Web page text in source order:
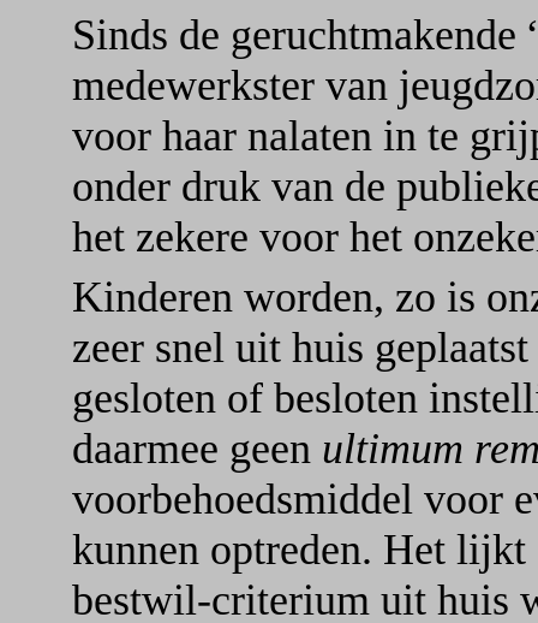
Sinds de geruchtmakende
medewerkster van
voor haar nalaten in te
onder druk van de
het zekere voor het
Kinderen worden, zo is
zeer snel uit huis
gesloten of besloten
daarmee geen ultimum
voorbehoedsmiddel voor
kunnen optreden. Het
bestwil-criterium uit huis